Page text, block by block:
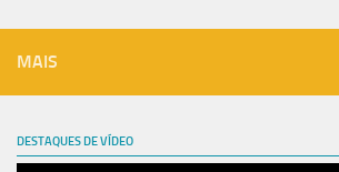
MAIS
DESTAQUES DE VÍDEO